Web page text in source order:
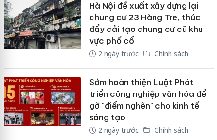
Hà Nội đề xuất xây dựng lại
chung cư 23 Hàng Tre, thúc
đẩy cải tạo chung cư cũ khu
vực phố cổ
2 ngày trước Chính sách
Sớm hoàn thiện Luật Phát
triển công nghiệp văn hóa để
gỡ "điểm nghẽn" cho kinh tế
sáng tạo
2 ngày trước Chính sách